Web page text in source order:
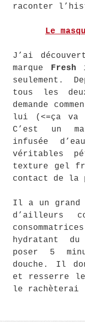
raconter
Le
J’ai
marque Fresh
seulement.
tous les
demande
lui (<=ça va
C’est un
infusée
véritables
texture gel
contact de la
Il a un
d’ailleurs
hydratant
poser 5
douche. Il
et resserre
le rachèterai